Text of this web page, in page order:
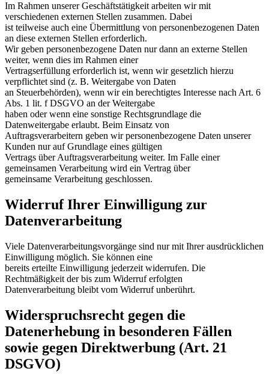
Im Rahmen unserer Geschäftstätigkeit arbeiten wir mit
verschiedenen externen Stellen zusammen. Dabei
ist teilweise auch eine Übermittlung von personenbezogenen Daten
an diese externen Stellen erforderlich.
Wir geben personenbezogene Daten nur dann an externe Stellen
weiter, wenn dies im Rahmen einer
Vertragserfüllung erforderlich ist, wenn wir gesetzlich hierzu
verpflichtet sind (z. B. Weitergabe von Daten
an Steuerbehörden), wenn wir ein berechtigtes Interesse nach Art. 6
Abs. 1 lit. f DSGVO an der Weitergabe
haben oder wenn eine sonstige Rechtsgrundlage die
Datenweitergabe erlaubt. Beim Einsatz von
Auftragsverarbeitern geben wir personenbezogene Daten unserer
Kunden nur auf Grundlage eines gültigen
Vertrags über Auftragsverarbeitung weiter. Im Falle einer
gemeinsamen Verarbeitung wird ein Vertrag über
gemeinsame Verarbeitung geschlossen.
Widerruf Ihrer Einwilligung zur
Datenverarbeitung
Viele Datenverarbeitungsvorgänge sind nur mit Ihrer ausdrücklichen
Einwilligung möglich. Sie können eine
bereits erteilte Einwilligung jederzeit widerrufen. Die
Rechtmäßigkeit der bis zum Widerruf erfolgten
Datenverarbeitung bleibt vom Widerruf unberührt.
Widerspruchsrecht gegen die
Datenerhebung in besonderen Fällen
sowie gegen Direktwerbung (Art. 21
DSGVO)